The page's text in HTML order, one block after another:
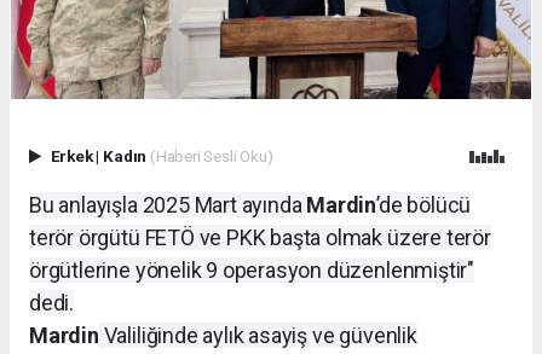
Erkek| Kadın (Haberi Sesli Oku)
Bu anlayışla 2025 Mart ayındaMardin’de bölücü
terör örgütü FETÖ ve PKK başta olmak üzere terör
örgütlerine yönelik 9 operasyon düzenlenmiştir"
dedi.
Mardin Valiliğinde aylık asayiş ve güvenlik